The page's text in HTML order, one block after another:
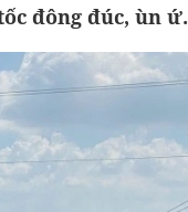
đông đúc, ùn ứ.